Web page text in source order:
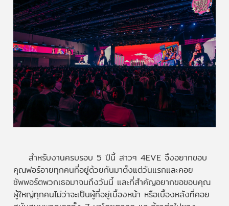
สำหรับงานครบรอบ 5 ปีนี้ สาวๆ 4EVE จึงอยากขอบ
คุณฟอร์อายทุกคนที่อยู่ด้วยกันมาตั้งแต่วันแรกและคอย
ซัพพอร์ตพวกเธอมาจนถึงวันนี้ และที่สำคัญอยากขอขอบคุณ
ผู้ใหญ่ทุกคนไม่ว่าจะเป็นผู้ที่อยู่เบื้องหน้า หรือเบื้องหลังที่คอย